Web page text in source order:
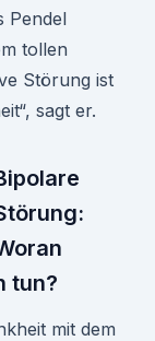
Pendel
tollen
Störung ist
sagt er.
tun?
mit dem